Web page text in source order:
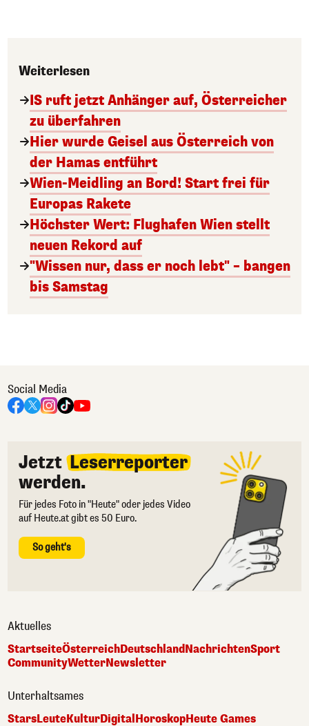
Weiterlesen
IS ruft jetzt Anhänger auf, Österreicher
zu überfahren
Hier wurde Geisel aus Österreich von
der Hamas entführt
Wien-Meidling an Bord! Start frei für
Europas Rakete
Höchster Wert: Flughafen Wien stellt
neuen Rekord auf
"Wissen nur, dass er noch lebt" – bangen
bis Samstag
Social Media
Jetzt Leserreporter
werden.
Für jedes Foto in "Heute" oder jedes Video
auf Heute.at gibt es 50 Euro.
So geht's
Aktuelles
StartseiteÖsterreichDeutschlandNachrichtenSport
CommunityWetterNewsletter
Unterhaltsames
StarsLeuteKulturDigital HoroskopHeute Games